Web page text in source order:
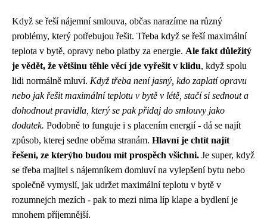
Když se řeší nájemní smlouva, občas narazíme na různý
problémy, který potřebujou řešit. Třeba když se řešímaximální
teplota v bytě, opravy nebo platby za energie. Ale fakt důležitý
je vědět, že většinu těhle věcí jde vyřešit v klidu, když spolu
lidi normálně mluví. Když třeba není jasný, kdo zaplatí opravu
nebo jak řešit maximální teplotu v bytě v létě, stačí si sednout a
dohodnout pravidla, který se pak přidaj do smlouvy jako
dodatek. Podobně to funguje i s placením energií - dá se najít
způsob, kterej sedne oběma stranám. Hlavní je chtít najít
řešení, ze kterýho budou mít prospěch všichni. Je super, když
se třeba majitel s nájemníkem domluví na vylepšení bytu nebo
společně vymyslí, jak udržet maximální teplotu v bytě v
rozumnejch mezích - pak to mezi nima líp klape a bydlení je
mnohem příjemnější.